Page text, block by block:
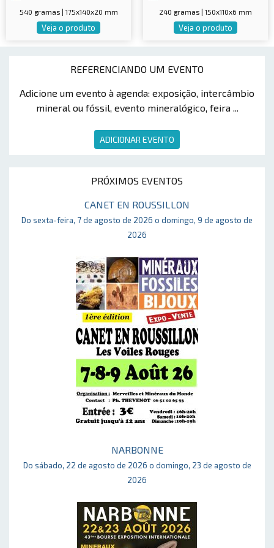
REFERENCIANDO UM EVENTO
Adicione um evento à agenda: exposição, intercâmbio
mineral ou fóssil, evento mineralógico, feira ...
ADICIONAR EVENTO
PRÓXIMOS EVENTOS
CANET EN ROUSSILLON
Do sexta-feira, 7 de agosto de 2026 o domingo, 9 de agosto de
2026
NARBONNE
Do sábado, 22 de agosto de 2026 o domingo, 23 de agosto de
2026
540 gramas | 175x140x20 mm
Veja o produto
240 gramas | 150x110x6 mm
Veja o produto